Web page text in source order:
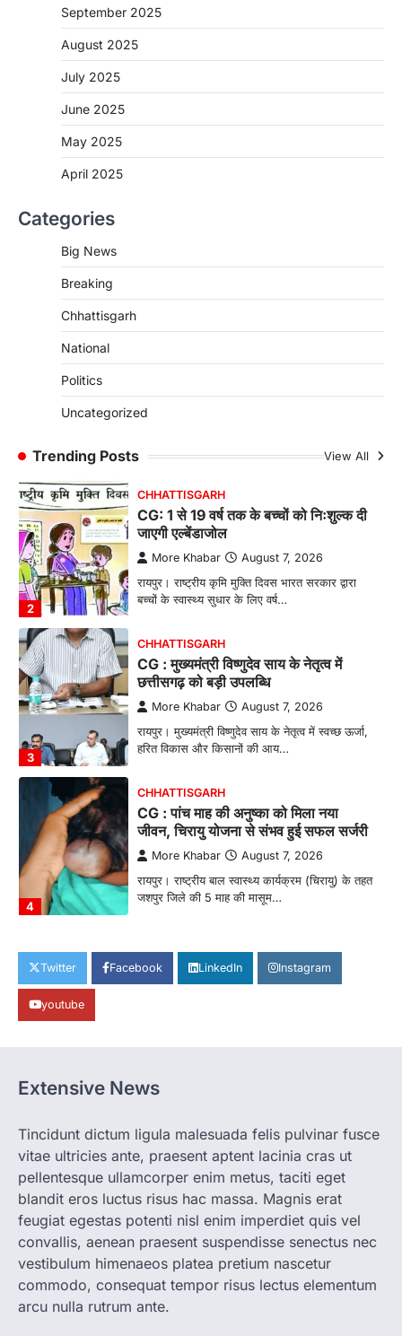
September 2025
August 2025
July 2025
June 2025
May 2025
April 2025
Categories
Big News
Breaking
Chhattisgarh
National
Politics
Uncategorized
Trending Posts View All
CHHATTISGARH
जशपुर जिले की 5 माह की मासूम…
CG: छिपली की दीदियों का कमाल, बकरी
बनाने की दिशा में जिले के नगरी…
2
CHHATTISGARH
CG: 1 से 19 वर्ष तक के बच्चों को निःशुल्क दी
जाएगी एल्बेंडाजोल
More Khabar August 7, 2026
रायपुर। राष्ट्रीय कृमि मुक्ति दिवस भारत सरकार द्वारा
बच्चों के स्वास्थ्य सुधार के लिए वर्ष…
3
CHHATTISGARH
CG : मुख्यमंत्री विष्णुदेव साय के नेतृत्व में
छत्तीसगढ़ को बड़ी उपलब्धि
More Khabar August 7, 2026
रायपुर। मुख्यमंत्री विष्णुदेव साय के नेतृत्व में स्वच्छ ऊर्जा,
हरित विकास और किसानों की आय…
4
CHHATTISGARH
CG : पांच माह की अनुष्का को मिला नया
जीवन, चिरायु योजना से संभव हुई सफल सर्जरी
More Khabar August 7, 2026
रायपुर। राष्ट्रीय बाल स्वास्थ्य कार्यक्रम (चिरायु) के तहत
जशपुर जिले की 5 माह की मासूम…
CG: छिपली की दीदियों का कमाल, बकरी
पालन से बढ़ी आय और मजबूत हुआ आत्मविश्वास
बनाने की दिशा में जिले के नगरी…
2
CHHATTISGARH
जाएगी एल्बेंडाजोल
More Khabar August 7, 2026
रायपुर। राष्ट्रीय कृमि मुक्ति दिवस भारत सरकार द्वारा
बच्चों के स्वास्थ्य सुधार के लिए वर्ष…
CHHATTISGARH
CG : मुख्यमंत्री विष्णुदेव साय के नेतृत्व में
छत्तीसगढ़ को बड़ी उपलब्धि
More Khabar
Twitter Facebook LinkedIn Instagram
youtube
Extensive News
Tincidunt dictum ligula malesuada felis pulvinar fusce
vitae ultricies ante, praesent aptent lacinia cras ut
pellentesque ullamcorper enim metus, taciti eget
blandit eros luctus risus hac massa. Magnis erat
feugiat egestas potenti nisl enim imperdiet quis vel
convallis, aenean praesent suspendisse senectus nec
vestibulum himenaeos platea pretium nascetur
commodo, consequat tempor risus lectus elementum
arcu nulla rutrum ante.